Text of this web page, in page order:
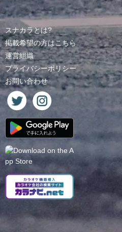
スナカラとは?
掲載希望の方はこちら
運営組織
プライバシーポリシー
お問い合わせ